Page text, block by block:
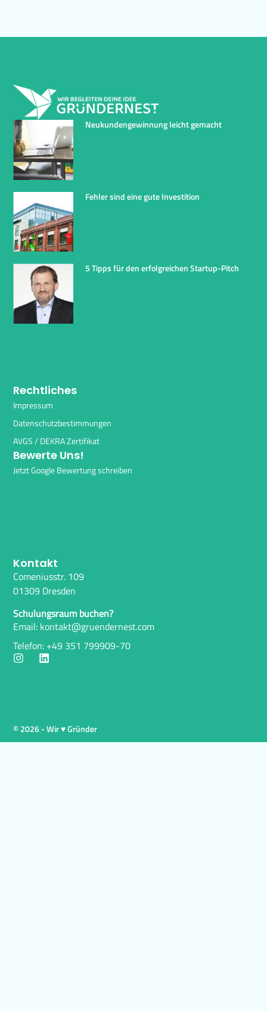
Neukundengewinnung leicht gemacht
Fehler sind eine gute Investition
5 Tipps für den erfolgreichen Startup-Pitch
Rechtliches
Impressum
Datenschutzbestimmungen
AVGS / DEKRA Zertifikat
Bewerte Uns!
Jetzt Google Bewertung schreiben
Kontakt
Comeniusstr. 109
01309 Dresden
Schulungsraum buchen?
Email: kontakt@gruendernest.com
Telefon: +49 351 799909-70
© 2026 - Wir ♥ Gründer